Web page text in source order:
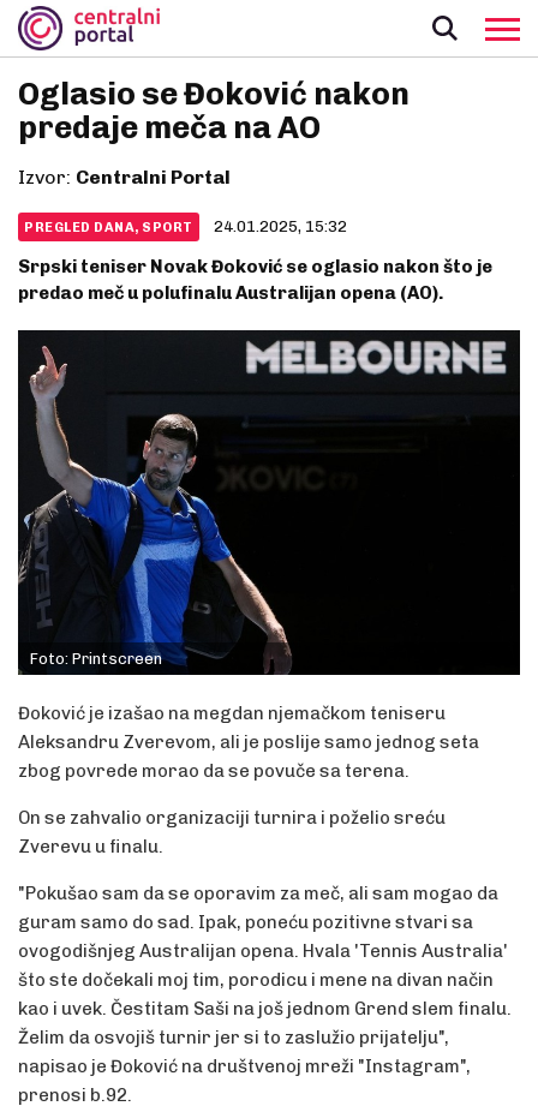
Oglasio se Đoković nakon
predaje meča na AO
Izvor: Centralni Portal
PREGLED DANA, SPORT 24.01.2025, 15:32
Srpski teniser Novak Đoković se oglasio nakon što je
predao meč u polufinalu Australijan opena (AO).
Foto: Printscreen
Đoković je izašao na megdan njemačkom teniseru
Aleksandru Zverevom, ali je poslije samo jednog seta
zbog povrede morao da se povuče sa terena.
On se zahvalio organizaciji turnira i poželio sreću
Zverevu u finalu.
"Pokušao sam da se oporavim za meč, ali sam mogao da
guram samo do sad. Ipak, poneću pozitivne stvari sa
ovogodišnjeg Australijan opena. Hvala 'Tennis Australia'
što ste dočekali moj tim, porodicu i mene na divan način
kao i uvek. Čestitam Saši na još jednom Grend slem finalu.
Želim da osvojiš turnir jer si to zaslužio prijatelju",
napisao je Đoković na društvenoj mreži "Instagram",
prenosi b.92.